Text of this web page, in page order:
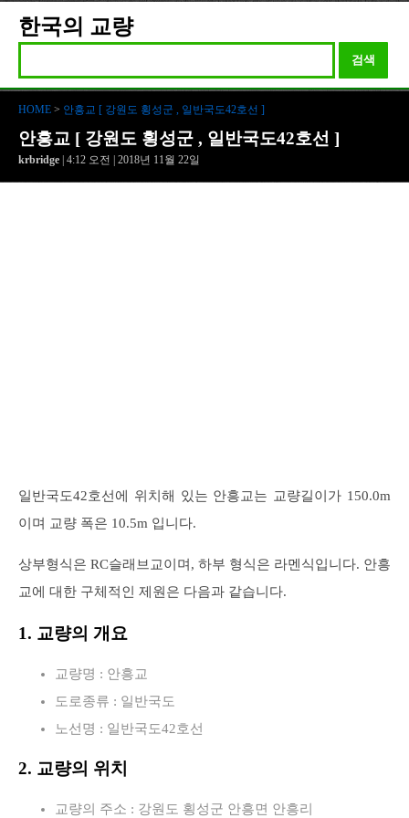
한국의 교량
검색
HOME > 안흥교 [ 강원도 횡성군 , 일반국도42호선 ]
안흥교 [ 강원도 횡성군 , 일반국도42호선 ]
krbridge | 4:12 오전 | 2018년 11월 22일
일반국도42호선에 위치해 있는 안흥교는 교량길이가 150.0m
이며 교량 폭은 10.5m 입니다.
상부형식은 RC슬래브교이며, 하부 형식은 라멘식입니다. 안흥
교에 대한 구체적인 제원은 다음과 같습니다.
1. 교량의 개요
교량명 : 안흥교
도로종류 : 일반국도
노선명 : 일반국도42호선
2. 교량의 위치
교량의 주소 : 강원도 횡성군 안흥면 안흥리